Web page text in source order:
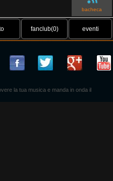
bacheca
fanclub(0) eventi
la tua musica e manda in onda il